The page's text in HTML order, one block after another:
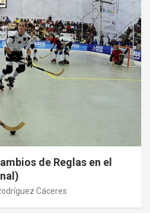
de Reglas en el
Cáceres